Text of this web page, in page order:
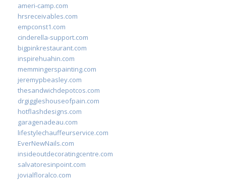
ameri-camp.com
hrsreceivables.com
empconst1.com
cinderella-support.com
bigpinkrestaurant.com
inspirehuahin.com
memmingerspainting.com
jeremypbeasley.com
thesandwichdepotcos.com
drgiggleshouseofpain.com
hotflashdesigns.com
garagenadeau.com
lifestylechauffeurservice.com
EverNewNails.com
insideoutdecoratingcentre.com
salvatoresinpoint.com
jovialfloralco.com